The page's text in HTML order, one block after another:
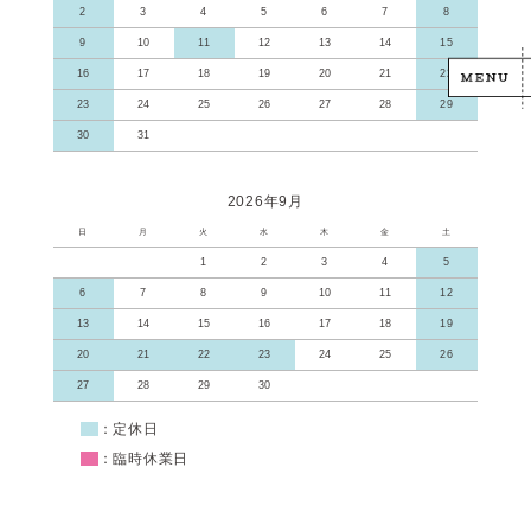
2 3 4 5 6 7 8
9 10 11 12 13 14 15
16 17 18 19 20 21 22
23 24 25 26 27 28 29
30 31
2026年9月
日 月 火 水 木 金 土
1 2 3 4 5
6 7 8 9 10 11 12
13 14 15 16 17 18 19
20 21 22 23 24 25 26
27 28 29 30
：定休日
：臨時休業日